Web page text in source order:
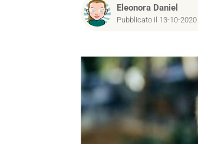
Eleonora Daniel
Pubblicato il 13-10-2020